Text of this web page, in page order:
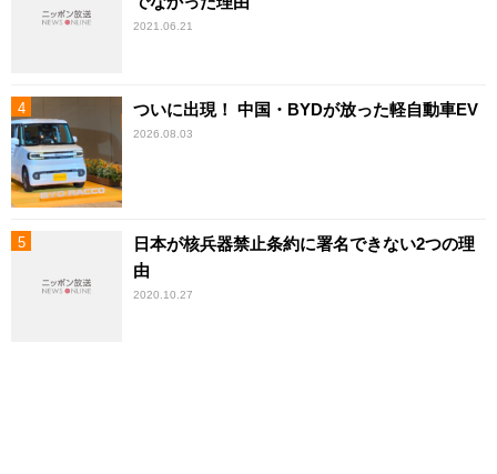
2021.06.21
ついに出現！ 中国・BYDが放った軽自動車EV
2026.08.03
日本が核兵器禁止条約に署名できない2つの理
由
2020.10.27